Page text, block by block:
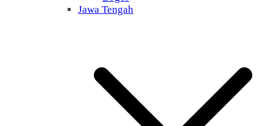
Jawa Tengah